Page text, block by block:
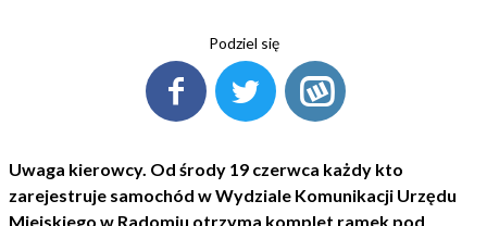
Podziel się
Uwaga kierowcy. Od środy 19 czerwca każdy kto
zarejestruje samochód w Wydziale Komunikacji Urzędu
Miejskiego w Radomiu otrzyma komplet ramek pod